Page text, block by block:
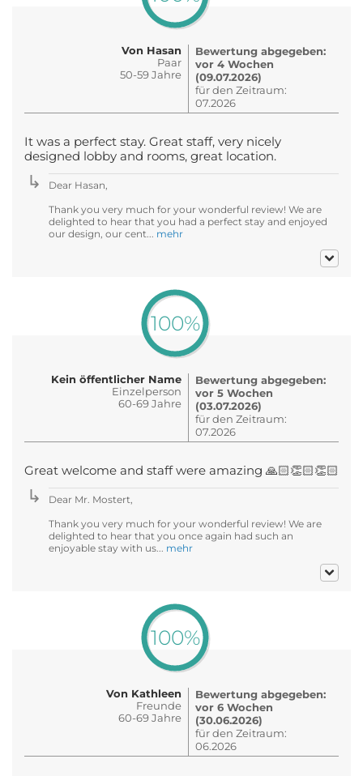
Von Hasan
Paar
50-59 Jahre
Bewertung abgegeben:
vor 4 Wochen
(09.07.2026)
für den Zeitraum:
07.2026
It was a perfect stay. Great staff, very nicely
designed lobby and rooms, great location.
Dear Hasan,
Thank you very much for your wonderful review! We are
delighted to hear that you had a perfect stay and enjoyed
our design, our cent... mehr
100%
Kein öffentlicher Name
Einzelperson
60-69 Jahre
Bewertung abgegeben:
vor 5 Wochen
(03.07.2026)
für den Zeitraum:
07.2026
Great welcome and staff were amazing 🙏🏻👏🏻👏🏻
Dear Mr. Mostert,
Thank you very much for your wonderful review! We are
delighted to hear that you once again had such an
enjoyable stay with us... mehr
100%
Von Kathleen
Freunde
60-69 Jahre
Bewertung abgegeben:
vor 6 Wochen
(30.06.2026)
für den Zeitraum:
06.2026